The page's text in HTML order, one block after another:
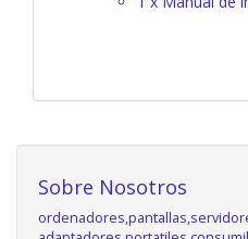
Sobre Nosotros